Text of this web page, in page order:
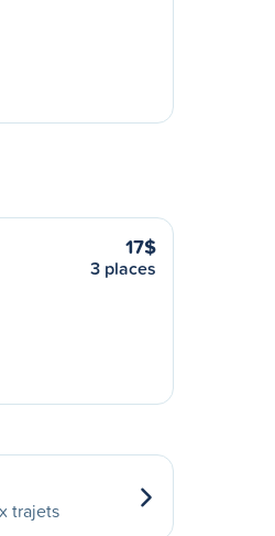
17$
3 places
trajets